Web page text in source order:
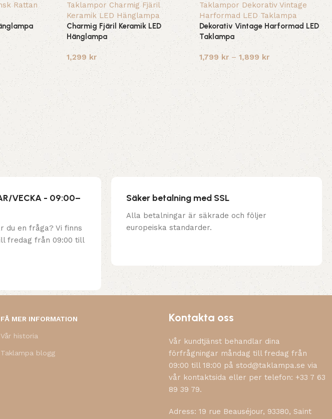
Charmig Fjäril Keramik LED
Hänglampa
1,299 kr
Dekorativ Vintage Harformad LED
Taklampa
1,799kr – 1,899 kr
VECKA - 09:00–
du en fråga? Vi finns
fredag från 09:00 till
Säker betalning med SSL
Alla betalningar är säkrade och följer
europeiska standarder.
FÅ MER INFORMATION
Vår historia
Taklampa blogg
Kontakta oss
Vår kundtjänst behandlar dina
förfrågningar måndag till fredag från
09:00 till 18:00 på stod@taklampa.se via
vår kontaktsida eller per telefon: +33 7 63
89 39 79.
Adress: 19 rue Beauséjour, 93380, Saint